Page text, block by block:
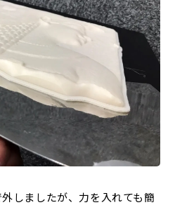
しましたが、力を入れても簡